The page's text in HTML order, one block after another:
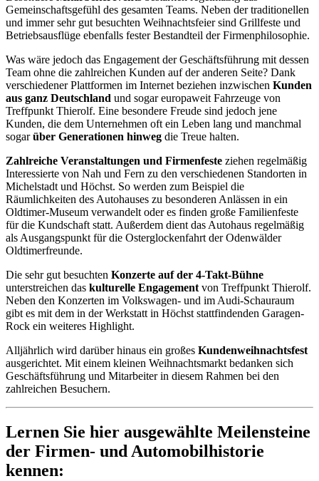
Gemeinschaftsgefühl des gesamten Teams. Neben der traditionellen
und immer sehr gut besuchten Weihnachtsfeier sind Grillfeste und
Betriebsausflüge ebenfalls fester Bestandteil der Firmenphilosophie.
Was wäre jedoch das Engagement der Geschäftsführung mit dessen
Team ohne die zahlreichen Kunden auf der anderen Seite? Dank
verschiedener Plattformen im Internet beziehen inzwischen Kunden
aus ganz Deutschland und sogar europaweit Fahrzeuge von
Treffpunkt Thierolf. Eine besondere Freude sind jedoch jene
Kunden, die dem Unternehmen oft ein Leben lang und manchmal
sogarüber Generationen hinweg die Treue halten.
Zahlreiche Veranstaltungen und Firmenfeste ziehen regelmäßig
Interessierte von Nah und Fern zu den verschiedenen Standorten in
Michelstadt und Höchst. So werden zum Beispiel die
Räumlichkeiten des Autohauses zu besonderen Anlässen in ein
Oldtimer-Museum verwandelt oder es finden große Familienfeste
für die Kundschaft statt. Außerdem dient das Autohaus regelmäßig
als Ausgangspunkt für die Osterglockenfahrt der Odenwälder
Oldtimerfreunde.
Die sehr gut besuchten Konzerte auf der 4-Takt-Bühne
unterstreichen das kulturelle Engagement von Treffpunkt Thierolf.
Neben den Konzerten im Volkswagen- und im Audi-Schauraum
gibt es mit dem in der Werkstatt in Höchst stattfindenden Garagen-
Rock ein weiteres Highlight.
Alljährlich wird darüber hinaus ein großes Kundenweihnachtsfest
ausgerichtet. Mit einem kleinen Weihnachtsmarkt bedanken sich
Geschäftsführung und Mitarbeiter in diesem Rahmen bei den
zahlreichen Besuchern.
Lernen Sie hier ausgewählte Meilensteine
der Firmen- und Automobilhistorie
kennen: